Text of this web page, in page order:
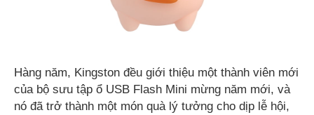
Hàng năm, Kingston đều giới thiệu một thành viên mới
của bộ sưu tập ổ USB Flash Mini mừng năm mới, và
nó đã trở thành một món quà lý tưởng cho dịp lễ hội,